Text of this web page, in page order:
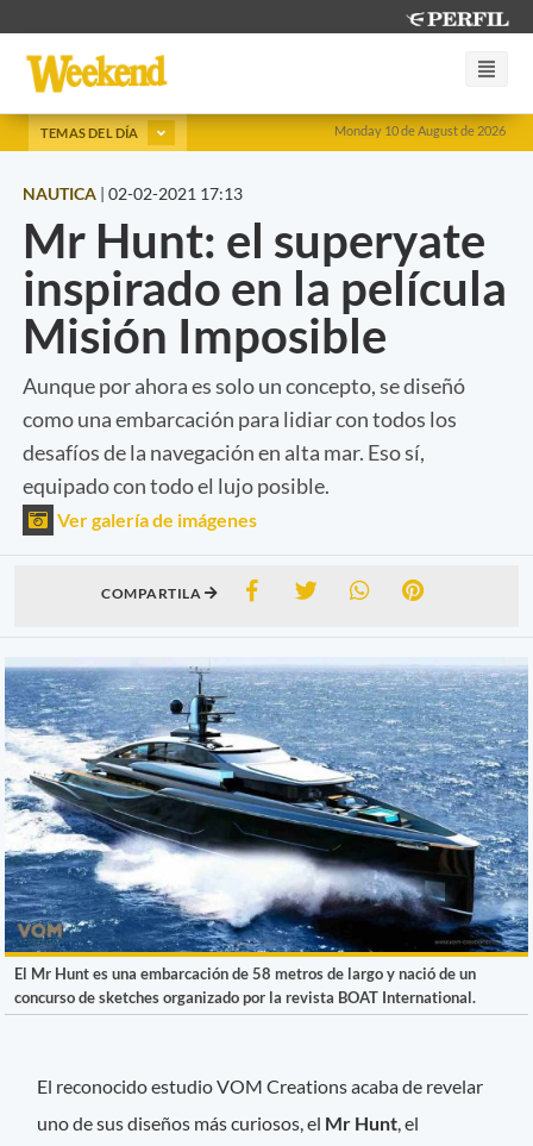
Monday 10 de August de 2026
TEMAS DEL DÍA
NAUTICA | 02-02-2021 17:13
Mr Hunt: el superyate
inspirado en la película
Misión Imposible
Aunque por ahora es solo un concepto, se diseñó
como una embarcación para lidiar con todos los
desafíos de la navegación en alta mar. Eso sí,
equipado con todo el lujo posible.
Ver galería de imágenes
COMPARTILA
El Mr Hunt es una embarcación de 58 metros de largo y nació de un
concurso de sketches organizado por la revista BOAT International.
El reconocido estudio VOM Creations acaba de revelar
uno de sus diseños más curiosos, el Mr Hunt , el